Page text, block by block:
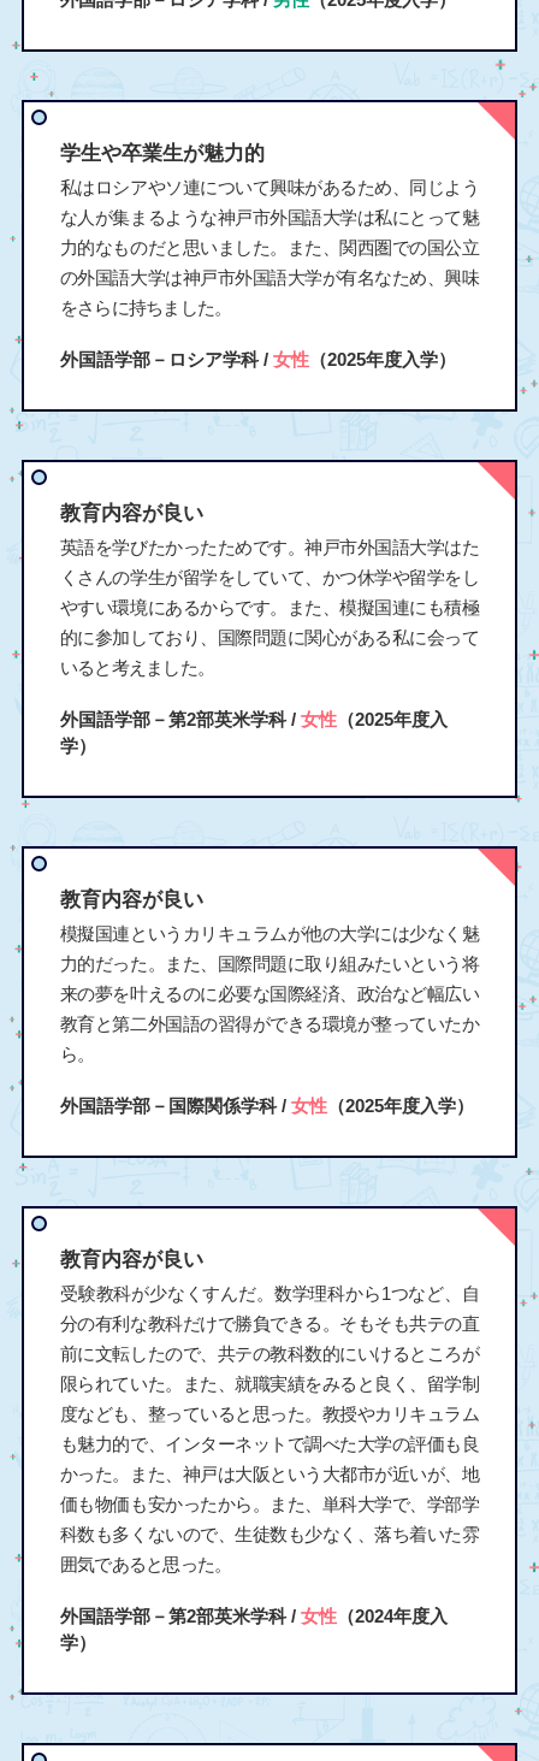
学生や卒業生が魅力的
私はロシアやソ連について興味があるため、同じよう
な人が集まるような神戸市外国語大学は私にとって魅
力的なものだと思いました。また、関西圏での国公立
の外国語大学は神戸市外国語大学が有名なため、興味
をさらに持ちました。
外国語学部－ロシア学科 / 女性（2025年度入学）
教育内容が良い
英語を学びたかったためです。神戸市外国語大学はた
くさんの学生が留学をしていて、かつ休学や留学をし
やすい環境にあるからです。また、模擬国連にも積極
的に参加しており、国際問題に関心がある私に会って
いると考えました。
外国語学部－第2部英米学科 / 女性（2025年度入
学）
教育内容が良い
模擬国連というカリキュラムが他の大学には少なく魅
力的だった。また、国際問題に取り組みたいという将
来の夢を叶えるのに必要な国際経済、政治など幅広い
教育と第二外国語の習得ができる環境が整っていたか
ら。
外国語学部－国際関係学科 / 女性（2025年度入学）
教育内容が良い
受験教科が少なくすんだ。数学理科から1つなど、自
分の有利な教科だけで勝負できる。そもそも共テの直
前に文転したので、共テの教科数的にいけるところが
限られていた。また、就職実績をみると良く、留学制
度なども、整っていると思った。教授やカリキュラム
も魅力的で、インターネットで調べた大学の評価も良
かった。また、神戸は大阪という大都市が近いが、地
価も物価も安かったから。また、単科大学で、学部学
科数も多くないので、生徒数も少なく、落ち着いた雰
囲気であると思った。
外国語学部－第2部英米学科 / 女性（2024年度入
学）